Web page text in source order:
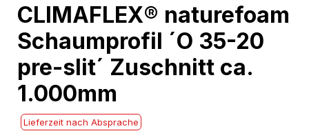
to
the
of
the
images
gallery
CLIMAFLEX® naturefoam
Schaumprofil ´O 35-20
pre-slit´ Zuschnitt ca.
1.000mm
Lieferzeit nach Absprache